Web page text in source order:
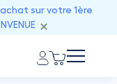
sur votre 1ère